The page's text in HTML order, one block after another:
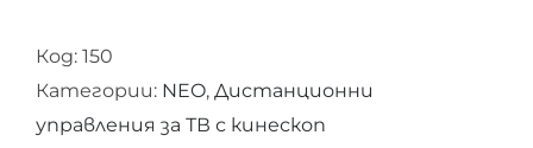
управление
за
NEO
Код: 150
Категории: NEO, Дистанционни
управления за ТВ с кинескоп